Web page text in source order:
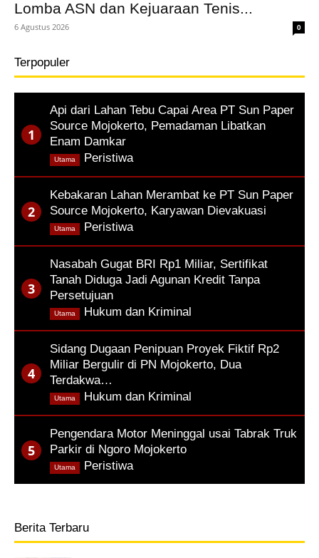
Lomba ASN dan Kejuaraan Tenis...
6 Agustus 2026 0
Terpopuler
Api dari Lahan Tebu Capai Area PT Sun Paper
Source Mojokerto, Pemadaman Libatkan
Enam Damkar
Peristiwa,
Utama
Kebakaran Lahan Merambat ke PT Sun Paper
Source Mojokerto, Karyawan Dievakuasi
Peristiwa,
Utama
Nasabah Gugat BRI Rp1 Miliar, Sertifikat
Tanah Diduga Jadi Agunan Kredit Tanpa
Persetujuan
Hukum dan Kriminal
Utama
Sidang Dugaan Penipuan Proyek Fiktif Rp2
Miliar Bergulir di PN Mojokerto, Dua
Terdakwa…
Hukum dan Kriminal
Utama
Pengendara Motor Meninggal usai Tabrak Truk
Parkir di Ngoro Mojokerto
Peristiwa,
Utama
Berita Terbaru